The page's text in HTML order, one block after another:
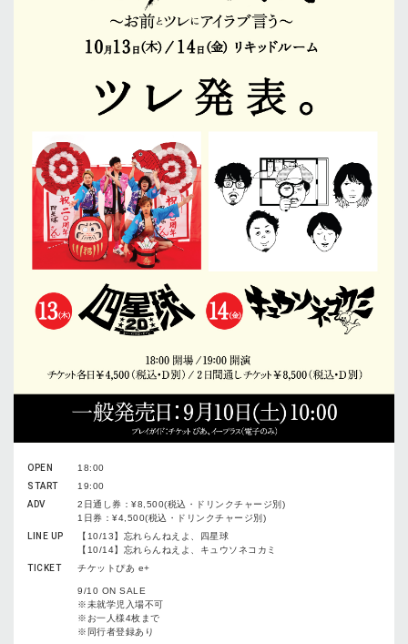
OPEN
18:00
START
19:00
ADV
2日通し券：¥8,500(税込・ドリンクチャージ別)
1日券：¥4,500(税込・ドリンクチャージ別)
LINE UP
【10/13】忘れらんねえよ、四星球
【10/14】忘れらんねえよ、キュウソネコカミ
TICKET
チケットぴあ e+
9/10 ON SALE
※未就学児入場不可
※お一人様4枚まで
※同行者登録あり